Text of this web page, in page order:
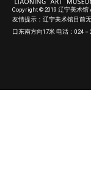
Copyright © 2019 辽宁美术馆
友情提示：辽宁美术馆目前
口东南方向17米 电话：024－